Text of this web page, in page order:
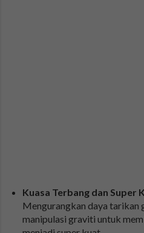
Kuasa Terbang dan Super
Mengurangkan daya tarikan
manipulasi graviti untuk